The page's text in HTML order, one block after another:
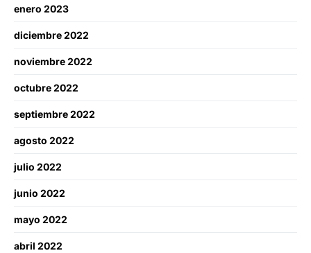
enero 2023
diciembre 2022
noviembre 2022
octubre 2022
septiembre 2022
agosto 2022
julio 2022
junio 2022
mayo 2022
abril 2022